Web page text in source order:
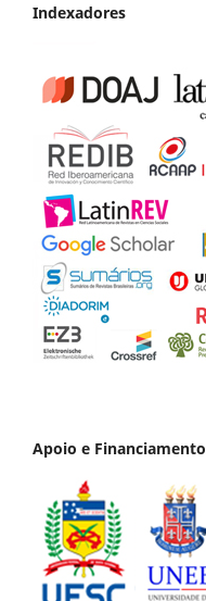
Indexadores
Apoio e Financiamento